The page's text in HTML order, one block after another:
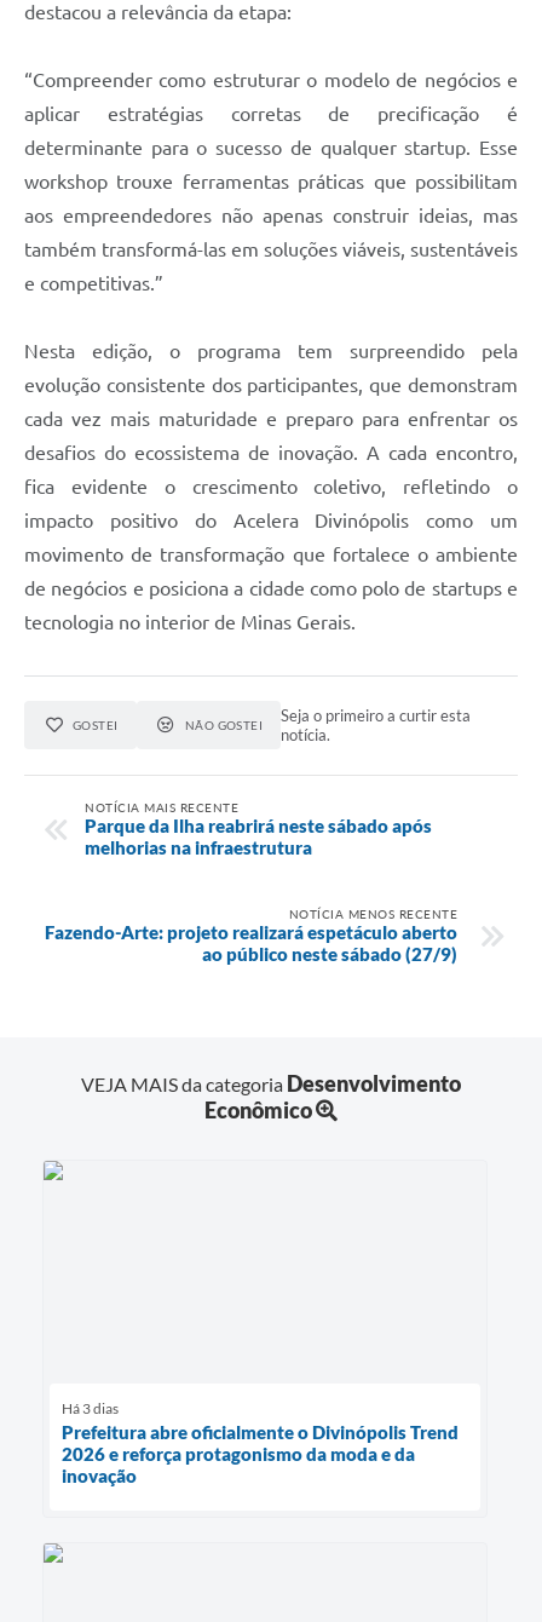
destacou a relevância da etapa:
“Compreender como estruturar o modelo de negócios e
aplicar estratégias corretas de precificação é
determinante para o sucesso de qualquer startup. Esse
workshop trouxe ferramentas práticas que possibilitam
aos empreendedores não apenas construir ideias, mas
também transformá-las em soluções viáveis, sustentáveis
e competitivas.”
Nesta edição, o programa tem surpreendido pela
evolução consistente dos participantes, que demonstram
cada vez mais maturidade e preparo para enfrentar os
desafios do ecossistema de inovação. A cada encontro,
fica evidente o crescimento coletivo, refletindo o
impacto positivo do Acelera Divinópolis como um
movimento de transformação que fortalece o ambiente
de negócios e posiciona a cidade como polo de startups e
tecnologia no interior de Minas Gerais.
GOSTEI NÃO GOSTEI
Seja o primeiro a curtir esta
notícia.
NOTÍCIA MAIS RECENTE
Parque da Ilha reabrirá neste sábado após
melhorias na infraestrutura
NOTÍCIA MENOS RECENTE
Fazendo-Arte: projeto realizará espetáculo aberto
ao público neste sábado (27/9)
VEJA MAIS da categoria Desenvolvimento
Econômico
Há 3 dias
Prefeitura abre oficialmente o Divinópolis Trend
2026 e reforça protagonismo da moda e da
inovação